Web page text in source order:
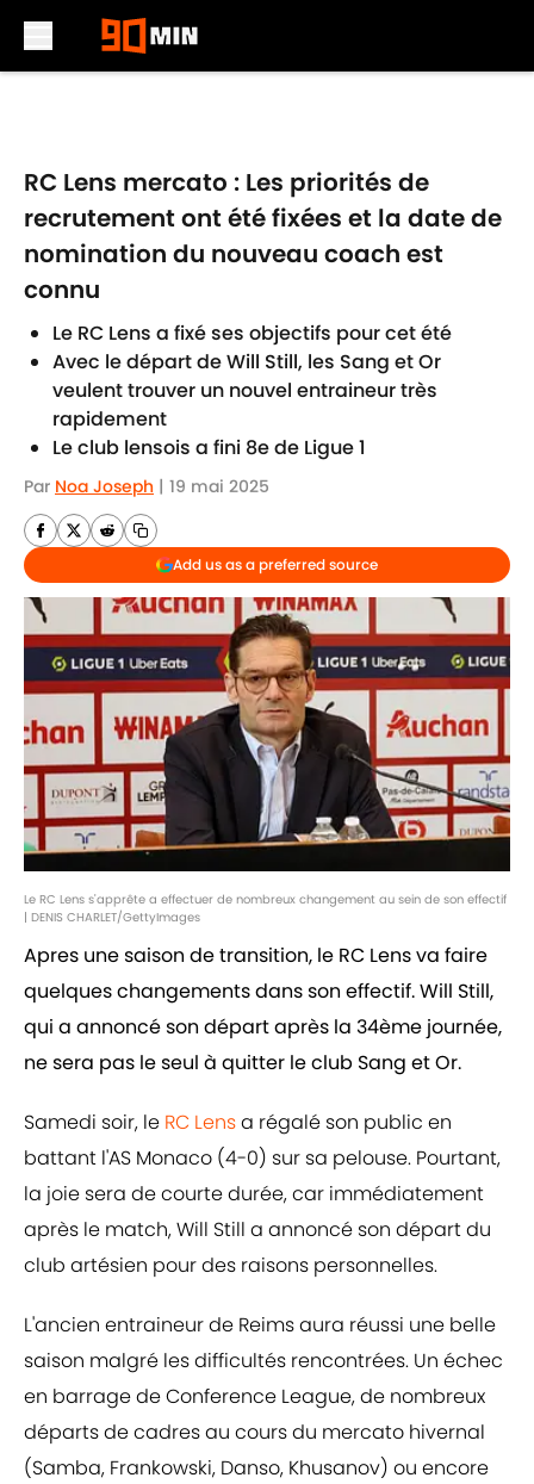
RC Lens mercato : Les priorités de
recrutement ont été fixées et la date de
nomination du nouveau coach est
connu
Le RC Lens a fixé ses objectifs pour cet été
Avec le départ de Will Still, les Sang et Or
veulent trouver un nouvel entraineur très
rapidement
Le club lensois a fini 8e de Ligue 1
Par Noa Joseph | 19 mai 2025
Add us as a preferred source
Le RC Lens s'apprête a effectuer de nombreux changement au sein de son effectif
| DENIS CHARLET/GettyImages
Apres une saison de transition, le RC Lens va faire
quelques changements dans son effectif. Will Still,
qui a annoncé son départ après la 34ème journée,
ne sera pas le seul à quitter le club Sang et Or.
Samedi soir, le RC Lensa régalé son public en
battant l'AS Monaco (4-0) sur sa pelouse. Pourtant,
la joie sera de courte durée, car immédiatement
après le match, Will Still a annoncé son départ du
club artésien pour des raisons personnelles.
L'ancien entraineur de Reims aura réussi une belle
saison malgré les difficultés rencontrées. Un échec
en barrage de Conference League, de nombreux
départs de cadres au cours du mercato hivernal
(Samba, Frankowski, Danso, Khusanov) ou encore